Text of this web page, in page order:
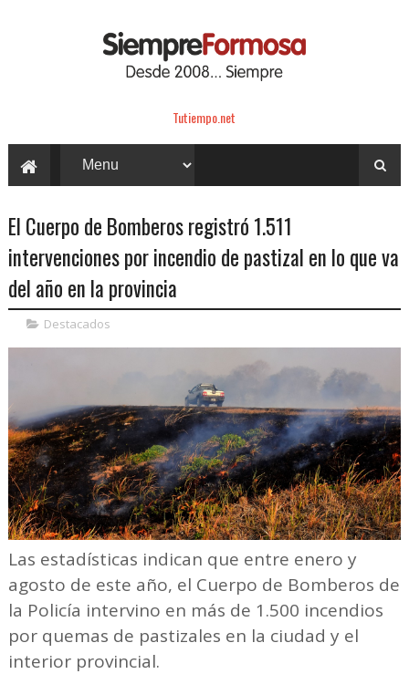
Tutiempo.net
El Cuerpo de Bomberos registró 1.511
intervenciones por incendio de pastizal en lo que va
del año en la provincia
Destacados
Las estadísticas indican que entre enero y
agosto de este año, el Cuerpo de Bomberos de
la Policía intervino en más de 1.500 incendios
por quemas de pastizales en la ciudad y el
interior provincial.